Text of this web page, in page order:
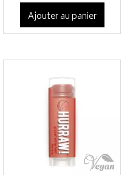
Ajouter au panier